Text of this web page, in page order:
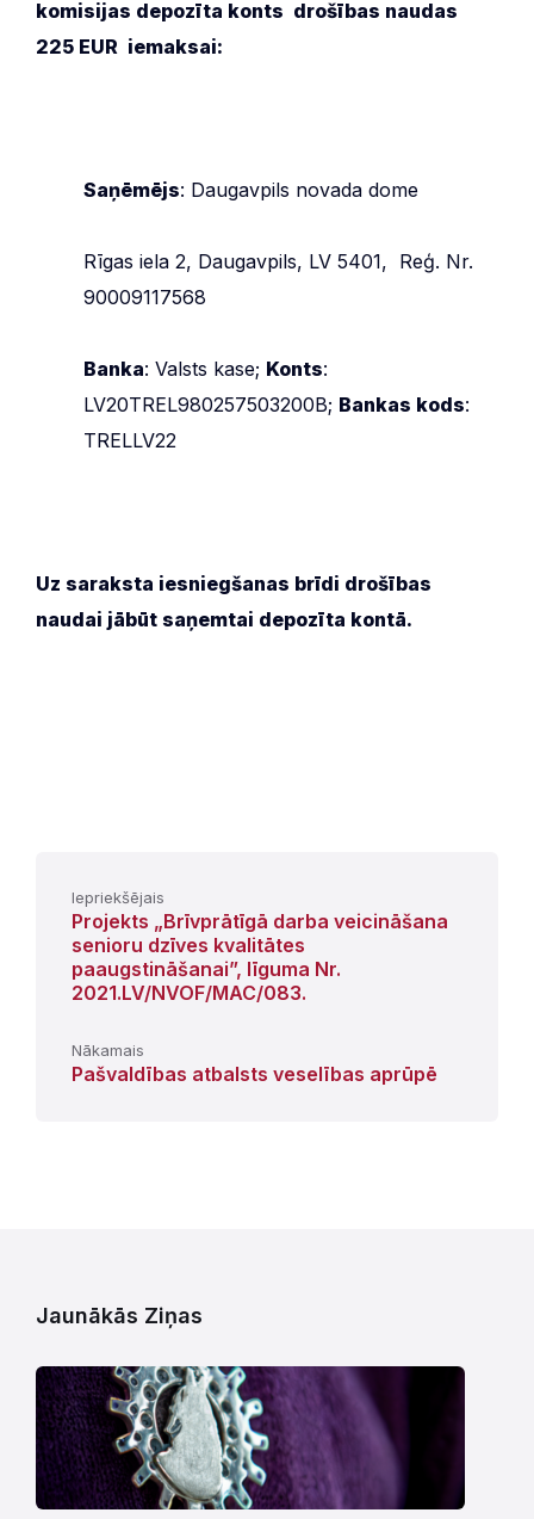
komisijas depozīta konts drošības naudas
225 EUR iemaksai:
Saņēmējs: Daugavpils novada dome
Rīgas iela 2, Daugavpils, LV 5401, Reģ. Nr.
90009117568
Banka: Valsts kase; Konts:
LV20TREL980257503200B; Bankas kods:
TRELLV22
Uz saraksta iesniegšanas brīdi drošības
naudai jābūt saņemtai depozīta kontā.
Iepriekšējais
Projekts „Brīvprātīgā darba veicināšana
senioru dzīves kvalitātes
paaugstināšanai”, līguma Nr.
2021.LV/NVOF/MAC/083.
Nākamais
Pašvaldības atbalsts veselības aprūpē
Jaunākās Ziņas